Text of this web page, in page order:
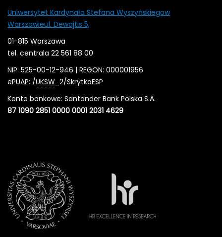
Uniwersytet Kardynała Stefana Wyszyńskiegow
Warszawieul. Dewajtis 5,
01-815 Warszawa
tel. centrala 22 561 88 00
NIP: 525-00-12-946 | REGON: 000001956
ePUAP: /UKSW _2/SkrytkaESP
Konto bankowe: Santander Bank Polska S.A.
87 1090 2851 0000 0001 2031 4629